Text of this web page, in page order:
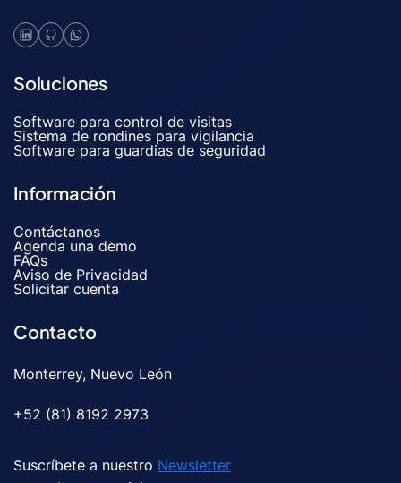
Soluciones
Software para control de visitas
Sistema de rondines para vigilancia
Software para guardias de seguridad
Información
Contáctanos
Agenda una demo
FAQs
Aviso de Privacidad
Solicitar cuenta
Contacto
Monterrey, Nuevo León
+52 (81) 8192 2973
Suscríbete a nuestro Newsletter